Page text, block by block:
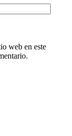
web en este